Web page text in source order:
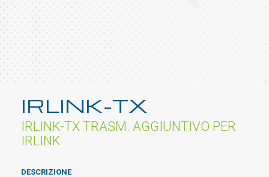
IRLINK-TX
IRLINK-TX TRASM. AGGIUNTIVO PER
IRLINK
DESCRIZIONE